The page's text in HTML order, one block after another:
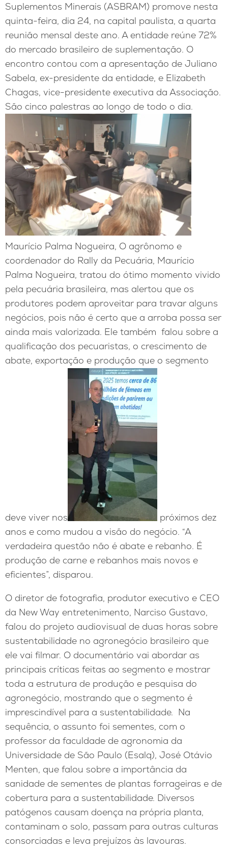
Suplementos Minerais (ASBRAM) promove nesta
quinta-feira, dia 24, na capital paulista, a quarta
reunião mensal deste ano. A entidade reúne 72%
do mercado brasileiro de suplementação. O
encontro contou com a apresentação de Juliano
Sabela, ex-presidente da entidade, e Elizabeth
Chagas, vice-presidente executiva da Associação.
São cinco palestras ao longo de todo o dia.
Maurício Palma Nogueira, O agrônomo e
coordenador do Rally da Pecuária, Maurício
Palma Nogueira, tratou do ótimo momento vivido
pela pecuária brasileira, mas alertou que os
produtores podem aproveitar para travar alguns
negócios, pois não é certo que a arroba possa ser
ainda mais valorizada. Ele também falou sobre a
qualificação dos pecuaristas, o crescimento de
abate, exportação e produção que o segmento
deve viver nos
próximos dez
anos e como mudou a visão do negócio. “A
verdadeira questão não é abate e rebanho. É
produção de carne e rebanhos mais novos e
eficientes”, disparou.
O diretor de fotografia, produtor executivo e CEO
da New Way entretenimento, Narciso Gustavo,
falou do projeto audiovisual de duas horas sobre
sustentabilidade no agronegócio brasileiro que
ele vai filmar. O documentário vai abordar as
principais críticas feitas ao segmento e mostrar
toda a estrutura de produção e pesquisa do
agronegócio, mostrando que o segmento é
imprescindível para a sustentabilidade. Na
sequência, o assunto foi sementes, com o
professor da faculdade de agronomia da
Universidade de São Paulo (Esalq), José Otávio
Menten, que falou sobre a importância da
sanidade de sementes de plantas forrageiras e de
cobertura para a sustentabilidade. Diversos
patógenos causam doença na própria planta,
contaminam o solo, passam para outras culturas
consorciadas e leva prejuízos às lavouras.